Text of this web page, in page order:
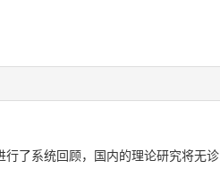
了系统回顾，国内的理论研究将无诊